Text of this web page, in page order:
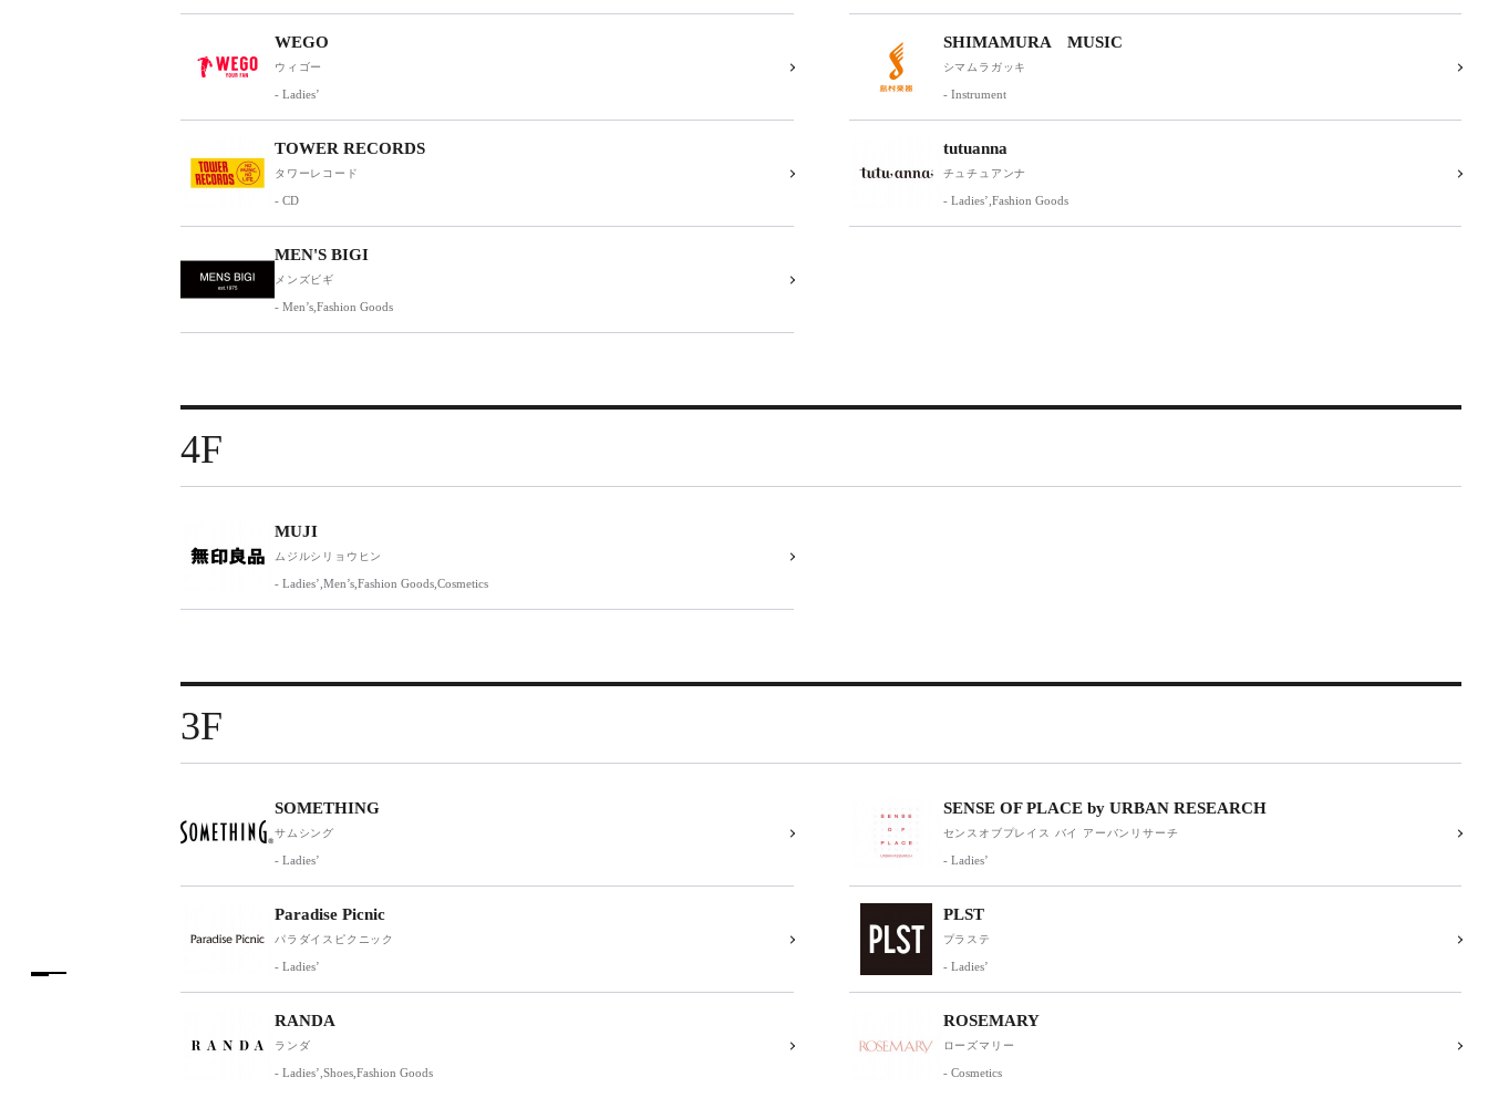
WEGO
ウィゴー
- Ladies’
SHIMAMURA MUSIC
シマムラガッキ
- Instrument
TOWER RECORDS
タワーレコード
- CD
tutuanna
チュチュアンナ
- Ladies’,Fashion Goods
MEN'S BIGI
メンズビギ
- Men’s,Fashion Goods
4F
MUJI
ムジルシリョウヒン
- Ladies’,Men’s,Fashion Goods,Cosmetics
3F
SOMETHING
サムシング
- Ladies’
SENSE OF PLACE by URBAN RESEARCH
センスオブプレイス バイ アーバンリサーチ
- Ladies’
Paradise Picnic
パラダイスピクニック
- Ladies’
PLST
プラステ
- Ladies’
RANDA
ランダ
- Ladies’,Shoes,Fashion Goods
ROSEMARY
ローズマリー
- Cosmetics